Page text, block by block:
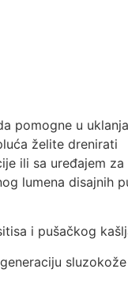
pomogne u
želite drenirati
ili sa uređajem
lumena disajnih
i pušačkog